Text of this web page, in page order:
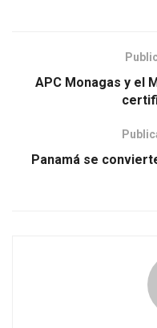
APC Monagas y el
Panamá se